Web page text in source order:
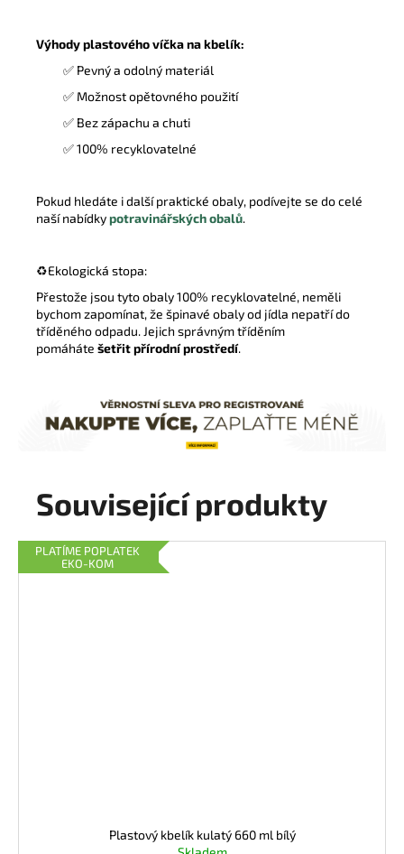
Výhody plastového víčka na kbelík:
✅ Pevný a odolný materiál
✅ Možnost opětovného použití
✅ Bez zápachu a chuti
✅ 100% recyklovatelné
Pokud hledáte i další praktické obaly, podívejte se do celé
naší nabídkypotravinářských obalů.
♻️Ekologická stopa:
Přestože jsou tyto obaly 100% recyklovatelné, neměli
bychom zapomínat, že špinavé obaly od jídla nepatří do
tříděného odpadu. Jejich správným tříděním
pomáháte šetřit přírodní prostředí.
Související produkty
PLATÍME POPLATEK
EKO-KOM
Plastový kbelík kulatý 660 ml bílý